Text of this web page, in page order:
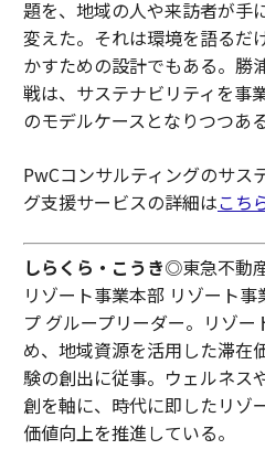
題を、地域の人や来訪者が手
変えた。それは環境を語るだ
かすための設計でもある。勝
戦は、サステナビリティを事
のモデルケースとなりつつある
PwCコンサルティングのサス
グ支援サービスの詳細はこち
しらくら・こうき◎東急不動
リゾート事業本部 リゾート
プ グループリーダー。リゾ
め、地域資源を活用した滞在
験の創出に従事。ウェルネス
創を軸に、時代に即したリゾ
価値向上を推進している。